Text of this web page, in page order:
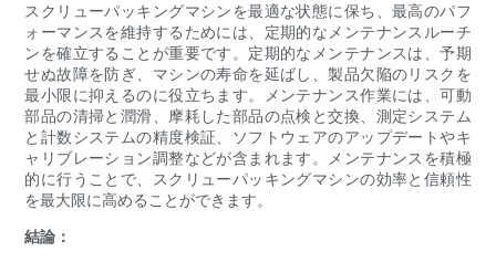
スクリューパッキングマシンを最適な状態に保ち、最高のパフ
ォーマンスを維持するためには、定期的なメンテナンスルーチ
ンを確立することが重要です。定期的なメンテナンスは、予期
せぬ故障を防ぎ、マシンの寿命を延ばし、製品欠陥のリスクを
最小限に抑えるのに役立ちます。メンテナンス作業には、可動
部品の清掃と潤滑、摩耗した部品の点検と交換、測定システム
と計数システムの精度検証、ソフトウェアのアップデートやキ
ャリブレーション調整などが含まれます。メンテナンスを積極
的に行うことで、スクリューパッキングマシンの効率と信頼性
を最大限に高めることができます。
結論：